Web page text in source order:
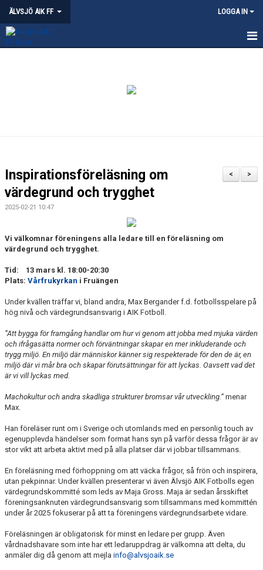
ÄLVSJÖ AIK FF LOGGA IN
ÄLVSJÖS IDROTTSPLATSER
LEDARE
VÅRDNADSHAVARE
UTBILDNINGAR
>
<
Inspirationsföreläsning om
värdegrund och trygghet
2025-02-21 10:47
Vi välkomnar föreningens alla ledare till en föreläsning om
värdegrund och trygghet.
Tid: 13 mars kl. 18:00-20:30
Plats: Vårfrukyrkan i Fruängen
Under kvällen träffar vi, bland andra, Max Bergander f.d. fotbollsspelare på
hög nivå och värdegrundsansvarig i AIK Fotboll.
”Att bygga för framgång handlar om hur vi genom att jobba med mjuka värden
och ifrågasätta normer och förväntningar skapar en mer inkluderande och
trygg miljö. En miljö där människor känner sig respekterade för den de är, en
miljö där vi mår bra och skapar förutsättningar för att lyckas. Oavsett vad det
är vi vill lyckas med.
Machokultur och andra skadliga strukturer bromsar vår utveckling.” menar
Max.
Han föreläser runt om i Sverige och utomlands med en personlig touch av
egenupplevda händelser som format hans syn på varför dessa frågor är av
stor vikt att arbeta aktivt med på alla platser där vi jobbar tillsammans.
En föreläsning med förhoppning om att väcka frågor, så frön och inspirera,
utan pekpinnar. Under kvällen presenterar vi även Älvsjö AIK Fotbolls egen
värdegrundskommitté som leds av Maja Gross. Maja är sedan årsskiftet
föreningsanknuten värdegrundsansvarig som tillsammans med kommittén
under år 2025 fokuserar på att ta föreningens värdegrundsarbete vidare.
Föreläsningen är obligatorisk för minst en ledare per grupp. Även
vårdnadshavare som inte har ett ledaruppdrag är välkomna att delta, du
anmäler dig då genom att mejla info@alvsjoaik.se